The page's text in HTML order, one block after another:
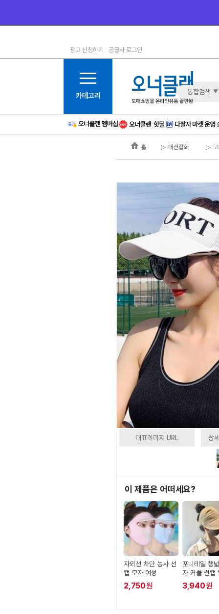
1등급
6등급
11등급
12등급
15등급
16등급
광고 신청하기 공급사 로그인
통합검색
홈 ▷ 패션잡화 ▷ 모
대표이미지 URL 상
이 제품은 어떠세요?
자외선 차단 농사 선
캡 모자 여성
2,750원
포니테일 챙
자 커플 썬캡
3,940원